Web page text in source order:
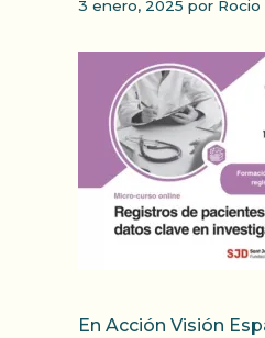
3 enero, 2025 por
En Acción Visión